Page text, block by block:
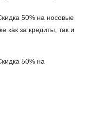
50% на носовые
как за кредиты, так и
50% на